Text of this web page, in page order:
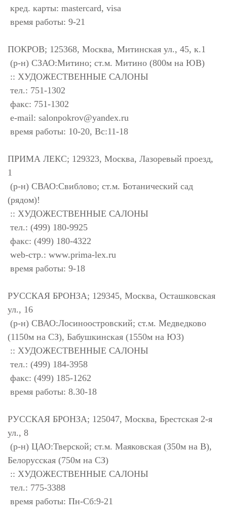
кред. карты: mastercard, visa
время работы: 9-21
ПОКРОВ; 125368, Москва, Митинская ул., 45, к.1
(р-н) СЗАО:Митино; ст.м. Митино (800м на ЮВ)
:: ХУДОЖЕСТВЕННЫЕ САЛОНЫ
тел.: 751-1302
факс: 751-1302
e-mail: salonpokrov@yandex.ru
время работы: 10-20, Вс:11-18
ПРИМА ЛЕКС; 129323, Москва, Лазоревый проезд,
1
(р-н) СВАО:Свиблово; ст.м. Ботанический сад
(рядом)!
:: ХУДОЖЕСТВЕННЫЕ САЛОНЫ
тел.: (499) 180-9925
факс: (499) 180-4322
web-стр.: www.prima-lex.ru
время работы: 9-18
РУССКАЯ БРОНЗА; 129345, Москва, Осташковская
ул., 16
(р-н) СВАО:Лосиноостровский; ст.м. Медведково
(1150м на СЗ), Бабушкинская (1550м на ЮЗ)
:: ХУДОЖЕСТВЕННЫЕ САЛОНЫ
тел.: (499) 184-3958
факс: (499) 185-1262
время работы: 8.30-18
РУССКАЯ БРОНЗА; 125047, Москва, Брестская 2-я
ул., 8
(р-н) ЦАО:Тверской; ст.м. Маяковская (350м на В),
Белорусская (750м на СЗ)
:: ХУДОЖЕСТВЕННЫЕ САЛОНЫ
тел.: 775-3388
время работы: Пн-Сб:9-21